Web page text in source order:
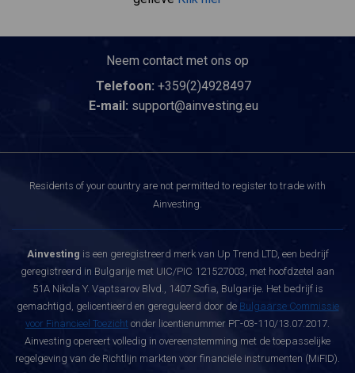
Neem contact met ons op
Telefoon: +359(2)4928497
E-mail: support@ainvesting.eu
Residents of your country are not permitted to register to trade with
Ainvesting.
Ainvesting is een geregistreerd merk van Up Trend LTD, een bedrijf
geregistreerd in Bulgarije met UIC/PIC 121527003, met hoofdzetel aan
51A Nikola Y. Vaptsarov Blvd., 1407 Sofia, Bulgarije. Het bedrijf is
gemachtigd, gelicentieerd en gereguleerd door de Bulgaarse Commissie
voor Financieel Toezicht onder licentienummer РГ-03-110/13.07.2017.
Ainvesting opereert volledig in overeenstemming met de toepasselijke
regelgeving van de Richtlijn markten voor financiële instrumenten (MiFID).